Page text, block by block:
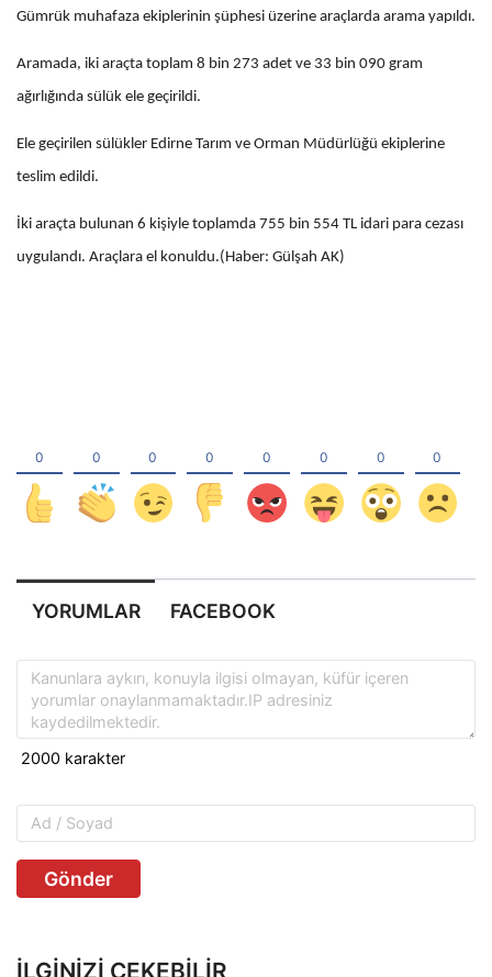
Gümrük muhafaza ekiplerinin şüphesi üzerine araçlarda arama yapıldı.
Aramada, iki araçta toplam 8 bin 273 adet ve 33 bin 090 gram
ağırlığında sülük ele geçirildi.
Ele geçirilen sülükler Edirne Tarım ve Orman Müdürlüğü ekiplerine
teslim edildi.
İki araçta bulunan 6 kişiyle toplamda 755 bin 554 TL idari para cezası
uygulandı. Araçlara el konuldu.(Haber: Gülşah AK)
YORUMLAR FACEBOOK
Gönder
İLGINIZI ÇEKEBILIR